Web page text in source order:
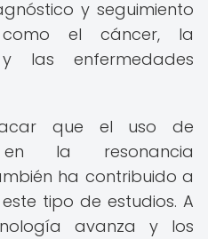
y seguimiento
el cáncer, la
las enfermedades
que el uso de
en la resonancia
ha contribuido a
tipo de estudios. A
avanza y los